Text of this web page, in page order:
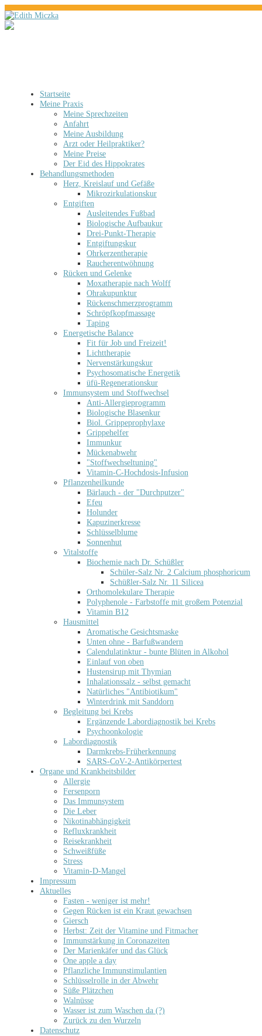
Startseite
Meine Praxis
Meine Sprechzeiten
Anfahrt
Meine Ausbildung
Arzt oder Heilpraktiker?
Meine Preise
Der Eid des Hippokrates
Behandlungsmethoden
Herz, Kreislauf und Gefäße
Mikrozirkulationskur
Entgiften
Ausleitendes Fußbad
Biologische Aufbaukur
Drei-Punkt-Therapie
Entgiftungskur
Ohrkerzentherapie
Raucherentwöhnung
Rücken und Gelenke
Moxatherapie nach Wolff
Ohrakupunktur
Rückenschmerzprogramm
Schröpfkopfmassage
Taping
Energetische Balance
Fit für Job und Freizeit!
Lichttherapie
Nervenstärkungskur
Psychosomatische Energetik
üfü-Regenerationskur
Immunsystem und Stoffwechsel
Anti-Allergieprogramm
Biologische Blasenkur
Biol. Grippeprophylaxe
Grippehelfer
Immunkur
Mückenabwehr
"Stoffwechseltuning"
Vitamin-C-Hochdosis-Infusion
Pflanzenheilkunde
Bärlauch - der "Durchputzer"
Efeu
Holunder
Kapuzinerkresse
Schlüsselblume
Sonnenhut
Vitalstoffe
Biochemie nach Dr. Schüßler
Schüler-Salz Nr. 2 Calcium phosphoricum
Schüßler-Salz Nr. 11 Silicea
Orthomolekulare Therapie
Polyphenole - Farbstoffe mit großem Potenzial
Vitamin B12
Hausmittel
Aromatische Gesichtsmaske
Unten ohne - Barfußwandern
Calendulatinktur - bunte Blüten in Alkohol
Einlauf von oben
Hustensirup mit Thymian
Inhalationssalz - selbst gemacht
Natürliches "Antibiotikum"
Winterdrink mit Sanddorn
Begleitung bei Krebs
Ergänzende Labordiagnostik bei Krebs
Psychoonkologie
Labordiagnostik
Darmkrebs-Früherkennung
SARS-CoV-2-Antikörpertest
Organe und Krankheitsbilder
Allergie
Fersenporn
Das Immunsystem
Die Leber
Nikotinabhängigkeit
Refluxkrankheit
Reisekrankheit
Schweißfüße
Stress
Vitamin-D-Mangel
Impressum
Aktuelles
Fasten - weniger ist mehr!
Gegen Rücken ist ein Kraut gewachsen
Giersch
Herbst: Zeit der Vitamine und Fitmacher
Immunstärkung in Coronazeiten
Der Marienkäfer und das Glück
One apple a day
Pflanzliche Immunstimulantien
Schlüsselrolle in der Abwehr
Süße Plätzchen
Walnüsse
Wasser ist zum Waschen da (?)
Zurück zu den Wurzeln
Datenschutz